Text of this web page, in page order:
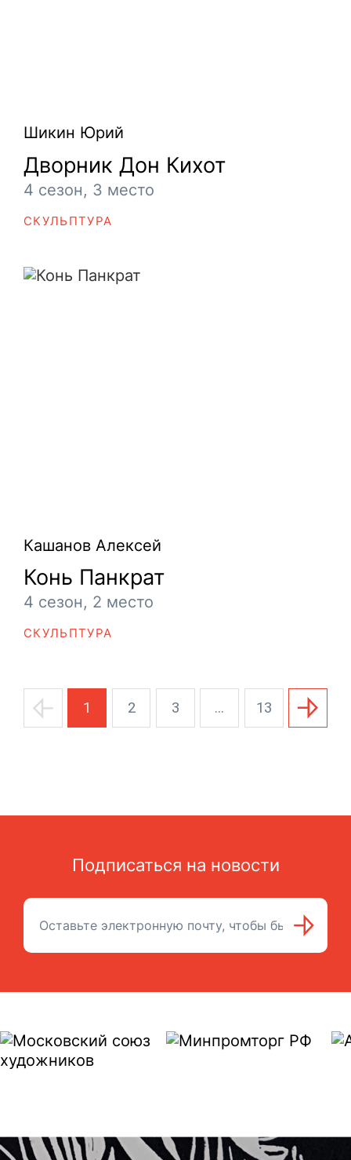
Шикин Юрий
Дворник Дон Кихот
4 сезон, 3 место
СКУЛЬПТУРА
Конь Панкрат
Кашанов Алексей
Конь Панкрат
4 сезон, 2 место
СКУЛЬПТУРА
1 2 3 ... 13
Подписаться на новости
Подписаться на рассылку